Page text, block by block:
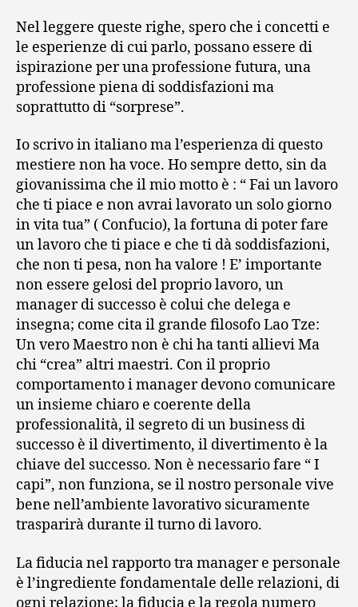
Nel leggere queste righe, spero che i concetti e
le esperienze di cui parlo, possano essere di
ispirazione per una professione futura, una
professione piena di soddisfazioni ma
soprattutto di “sorprese”.
Io scrivo in italiano ma l’esperienza di questo
mestiere non ha voce. Ho sempre detto, sin da
giovanissima che il mio motto è : “ Fai un lavoro
che ti piace e non avrai lavorato un solo giorno
in vita tua” ( Confucio), la fortuna di poter fare
un lavoro che ti piace e che ti dà soddisfazioni,
che non ti pesa, non ha valore ! E’ importante
non essere gelosi del proprio lavoro, un
manager di successo è colui che delega e
insegna; come cita il grande filosofo Lao Tze:
Un vero Maestro non è chi ha tanti allievi Ma
chi “crea” altri maestri. Con il proprio
comportamento i manager devono comunicare
un insieme chiaro e coerente della
professionalità, il segreto di un business di
successo è il divertimento, il divertimento è la
chiave del successo. Non è necessario fare “ I
capi”, non funziona, se il nostro personale vive
bene nell’ambiente lavorativo sicuramente
trasparirà durante il turno di lavoro.
La fiducia nel rapporto tra manager e personale
è l’ingrediente fondamentale delle relazioni, di